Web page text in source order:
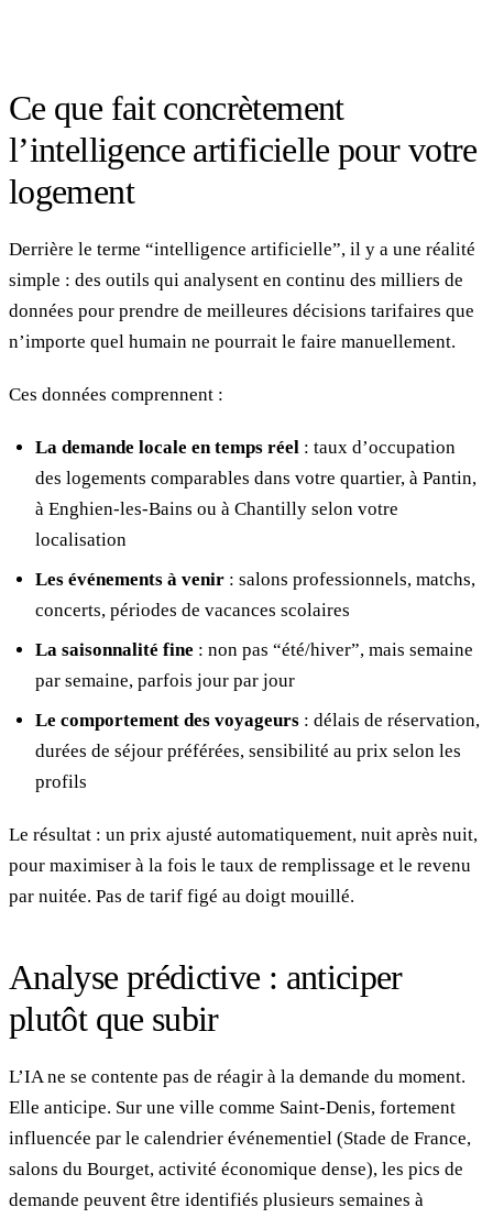
Ce que fait concrètement
l’intelligence artificielle pour votre
logement
Derrière le terme “intelligence artificielle”, il y a une réalité
simple : des outils qui analysent en continu des milliers de
données pour prendre de meilleures décisions tarifaires que
n’importe quel humain ne pourrait le faire manuellement.
Ces données comprennent :
La demande locale en temps réel : taux d’occupation
des logements comparables dans votre quartier, à Pantin,
à Enghien-les-Bains ou à Chantilly selon votre
localisation
Les événements à venir : salons professionnels, matchs,
concerts, périodes de vacances scolaires
La saisonnalité fine : non pas “été/hiver”, mais semaine
par semaine, parfois jour par jour
Le comportement des voyageurs : délais de réservation,
durées de séjour préférées, sensibilité au prix selon les
profils
Le résultat : un prix ajusté automatiquement, nuit après nuit,
pour maximiser à la fois le taux de remplissage et le revenu
par nuitée. Pas de tarif figé au doigt mouillé.
Analyse prédictive : anticiper
plutôt que subir
L’IA ne se contente pas de réagir à la demande du moment.
Elle anticipe. Sur une ville comme Saint-Denis, fortement
influencée par le calendrier événementiel (Stade de France,
salons du Bourget, activité économique dense), les pics de
demande peuvent être identifiés plusieurs semaines à